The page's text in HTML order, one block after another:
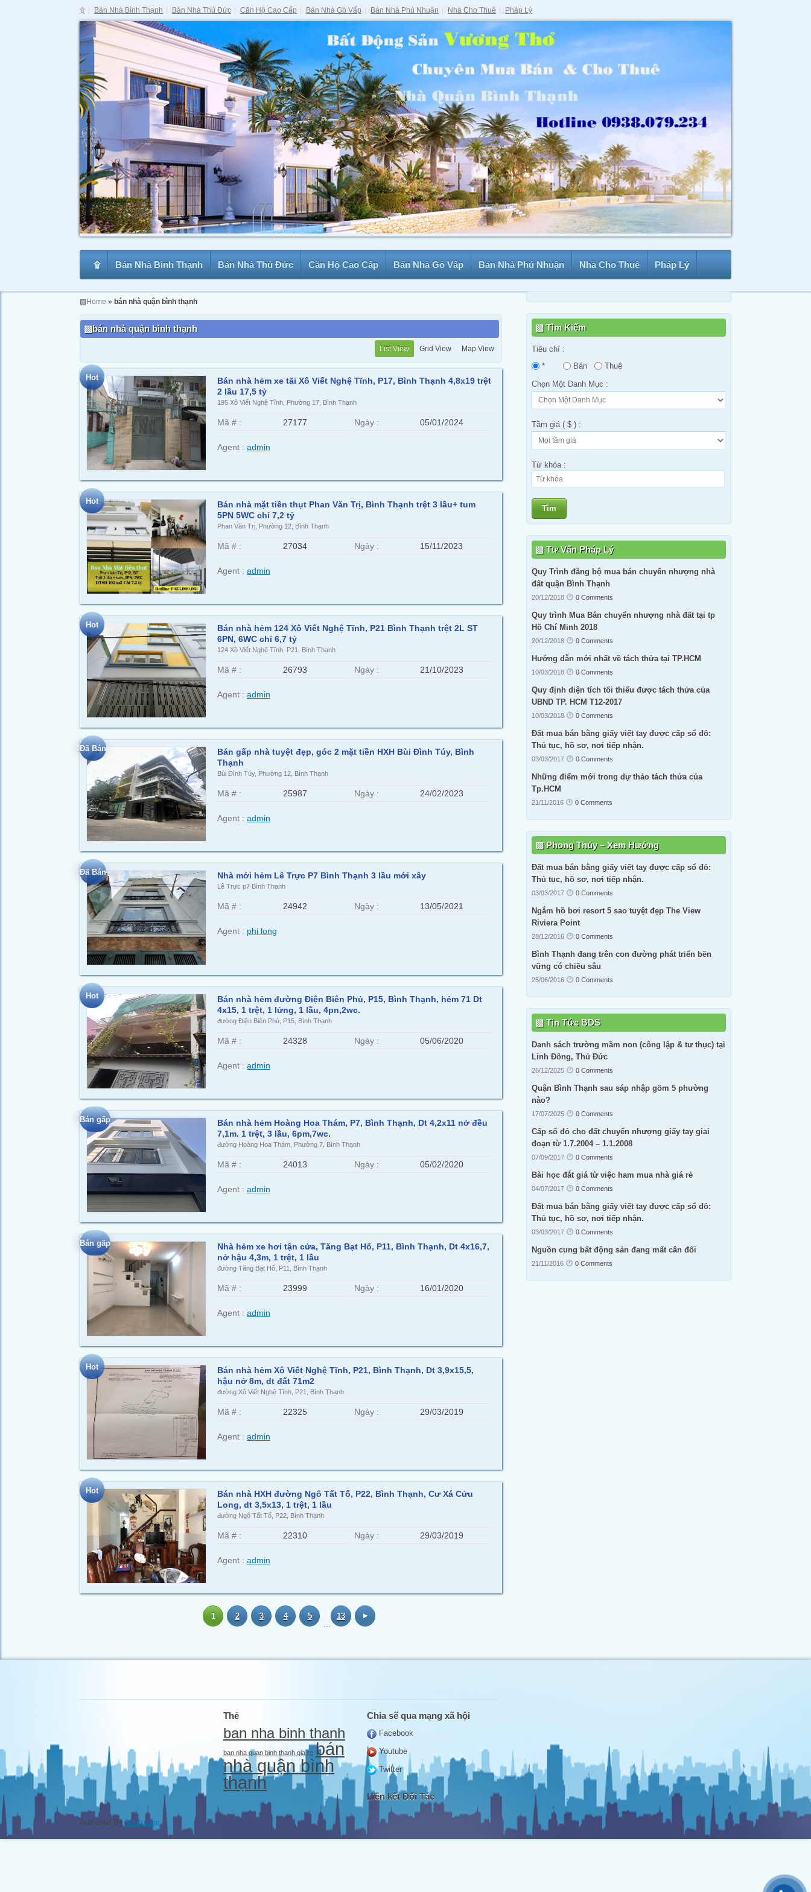
۩ Bán Nhà Bình Thạnh Bán Nhà Thủ Đức Căn Hộ Cao Cấp Bán Nhà Gò Vấp Bán Nhà Phú Nhuận Nhà Cho Thuê Pháp Lý
۩ Bán Nhà Bình Thạnh Bán Nhà Thủ Đức Căn Hộ Cao Cấp Bán Nhà Gò Vấp Bán Nhà Phú Nhuận Nhà Cho Thuê Pháp Lý
▧Home » bán nhà quận bình thạnh
bán nhà quận bình thạnh
List View Grid View Map View
Bán nhà hẻm xe tãi Xô Viết Nghệ Tĩnh, P17, Bình Thạnh 4,8x19 trệt
2 lầu 17,5 tỷ
195 Xô Viết Nghệ Tĩnh, Phường 17, Bình Thạnh
Mã # : 27177 Ngày : 05/01/2024
Agent : admin
Hot
Bán nhà mặt tiền thụt Phan Văn Trị, Bình Thạnh trệt 3 lầu+ tum
5PN 5WC chỉ 7,2 tỷ
Phan Văn Trị, Phường 12, Bình Thạnh
Mã # : 27034 Ngày : 15/11/2023
Agent : admin
Hot
Bán nhà hẻm 124 Xô Viết Nghệ Tĩnh, P21 Bình Thạnh trệt 2L ST
6PN, 6WC chỉ 6,7 tỷ
124 Xô Viết Nghệ Tĩnh, P21, Bình Thạnh
Mã # : 26793 Ngày : 21/10/2023
Agent : admin
Hot
Bán gấp nhà tuyệt đẹp, góc 2 mặt tiền HXH Bùi Đình Túy, Bình
Thạnh
Bùi Đình Túy, Phường 12, Bình Thạnh
Mã # : 25987 Ngày : 24/02/2023
Agent : admin
Đã Bán
Nhà mới hẻm Lê Trực P7 Bình Thạnh 3 lầu mới xây
Lê Trực p7 Bình Thạnh
Mã # : 24942 Ngày : 13/05/2021
Agent : phi long
Đã Bán
Bán nhà hẻm đường Điện Biên Phủ, P15, Bình Thạnh, hẻm 71 Dt
4x15, 1 trệt, 1 lửng, 1 lầu, 4pn,2wc.
đường Điện Biên Phủ, P15, Bình Thạnh
Mã # : 24328 Ngày : 05/06/2020
Agent : admin
Hot
Bán nhà hẻm Hoàng Hoa Thám, P7, Bình Thạnh, Dt 4,2x11 nở đều
7,1m. 1 trệt, 3 lầu, 6pm,7wc.
đường Hoàng Hoa Thám, Phường 7, Bình Thạnh
Mã # : 24013 Ngày : 05/02/2020
Agent : admin
Bán gấp
Nhà hẻm xe hơi tận cửa, Tăng Bạt Hổ, P11, Bình Thạnh, Dt 4x16,7,
nở hậu 4,3m, 1 trệt, 1 lầu
đường Tăng Bạt Hổ, P11, Bình Thạnh
Mã # : 23999 Ngày : 16/01/2020
Agent : admin
Bán gấp
Bán nhà hẻm Xô Viết Nghệ Tĩnh, P21, Bình Thạnh, Dt 3,9x15,5,
hậu nở 8m, dt đất 71m2
đường Xô Viết Nghệ Tĩnh, P21, Bình Thạnh
Mã # : 22325 Ngày : 29/03/2019
Agent : admin
Hot
Bán nhà HXH đường Ngô Tất Tố, P22, Bình Thạnh, Cư Xá Cửu
Long, dt 3,5x13, 1 trệt, 1 lầu
đường Ngô Tất Tố, P22, Bình Thạnh
Mã # : 22310 Ngày : 29/03/2019
Agent : admin
Hot
1 2 3 4
5
13
Tìm Kiếm
Tiêu chí :
*
Bán
Thuê
Chọn Một Danh Mục :
Tầm giá ( $ ) :
Từ khóa :
Tìm
Tư Vấn Pháp Lý
Quy Trình đăng bộ mua bán chuyển nhượng nhà
đất quận Bình Thạnh
20/12/2018 0 Comments
Quy trình Mua Bán chuyển nhượng nhà đất tại tp
Hồ Chí Minh 2018
20/12/2018 0 Comments
Hướng dẫn mới nhất về tách thửa tại TP.HCM
10/03/2018 0 Comments
Quy định diện tích tối thiểu được tách thửa của
UBND TP. HCM T12-2017
10/03/2018 0 Comments
Đất mua bán bằng giấy viết tay được cấp sổ đỏ:
Thủ tục, hồ sơ, nơi tiếp nhận.
03/03/2017 0 Comments
Những điểm mới trong dự thảo tách thửa của
Tp.HCM
21/11/2016 0 Comments
Phong Thủy – Xem Hướng
Đất mua bán bằng giấy viết tay được cấp sổ đỏ:
Thủ tục, hồ sơ, nơi tiếp nhận.
03/03/2017 0 Comments
Ngắm hồ bơi resort 5 sao tuyệt đẹp The View
Riviera Point
28/12/2016 0 Comments
Bình Thạnh đang trên con đường phát triển bền
vững có chiều sâu
25/06/2016 0 Comments
Tin Tức BDS
Danh sách trường mầm non (công lập & tư thục) tại
Linh Đông, Thủ Đức
26/12/2025 0 Comments
Quận Bình Thạnh sau sáp nhập gồm 5 phường
nào?
17/07/2025 0 Comments
Cấp sổ đỏ cho đất chuyển nhượng giấy tay giai
đoạn từ 1.7.2004 – 1.1.2008
07/09/2017 0 Comments
Bài học đắt giá từ việc ham mua nhà giá rẻ
04/07/2017 0 Comments
Đất mua bán bằng giấy viết tay được cấp sổ đỏ:
Thủ tục, hồ sơ, nơi tiếp nhận.
03/03/2017 0 Comments
Nguồn cung bất động sản đang mất cân đối
21/11/2016 0 Comments
Thẻ
ban nha binh thanh
ban nha quan binh thanh gia re bán
nhà quận bình
thạnh
Chia sẽ qua mạng xã hội
Facebook
Youtube
Twitter
Liên kết Đối Tác
Authored ByMinh Lam